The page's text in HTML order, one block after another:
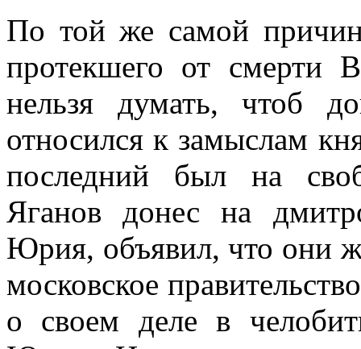
По той же самой
протекшего от смерти
нельзя думать, чтоб
относился к замыслам
последний был на
Яганов донес на
Юрия, объявил, что они
московское
о своем деле в